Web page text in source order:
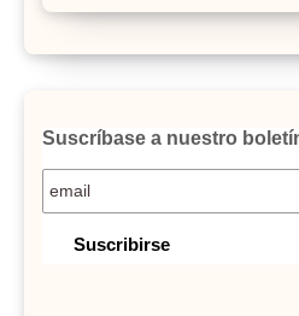
Suscríbase a nuestro